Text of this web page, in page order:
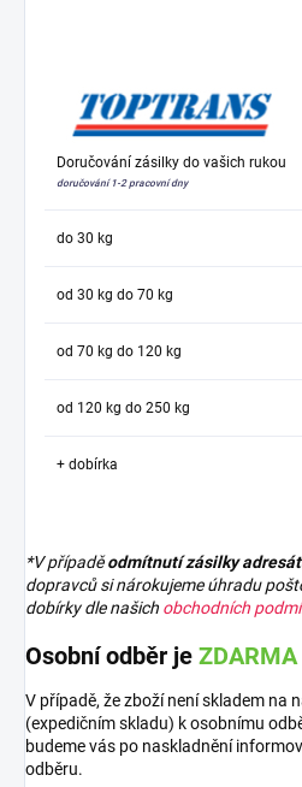
Doručování zásilky do vašich rukou
doručování 1-2 pracovní dny
do 30 kg
od 30 kg do 70 kg
od 70 kg do 120 kg
od 120 kg do 250 kg
+ dobírka
*V případěodmítnutí zásilky
dopravců si nárokujeme úhradu
dobírky dle našich obchodních
Osobní odběr je ZDARMA
V případě, že zboží není skladem na
(expedičním skladu) k osobnímu
budeme vás po naskladnění
odběru.